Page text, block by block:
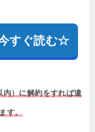
すぐ読む☆
）に解約をすれば違
す。